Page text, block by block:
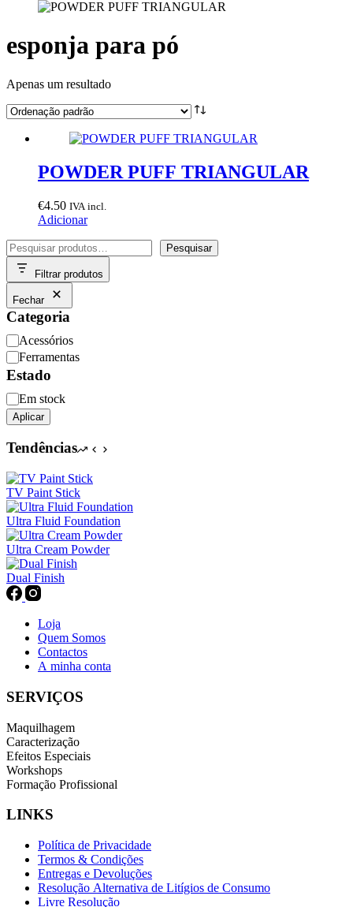
compras
esponja para pó
Apenas um resultado
POWDER PUFF TRIANGULAR
€4.50 IVA incl.
Adicionar
Pesquisar
Pesquisar
Filtrar produtos
Fechar
Categoria
Categoria
Acessórios
Ferramentas
Estado
Disponibilidade
Em stock
Aplicar
Tendências
TV Paint Stick
Ultra Fluid Foundation
Ultra Cream Powder
Dual Finish
Loja
Quem Somos
Contactos
A minha conta
SERVIÇOS
Maquilhagem
Caracterização
Efeitos Especiais
Workshops
Formação Profissional
LINKS
Política de Privacidade
Termos & Condições
Entregas e Devoluções
Resolução Alternativa de Litígios de Consumo
Livre Resolução